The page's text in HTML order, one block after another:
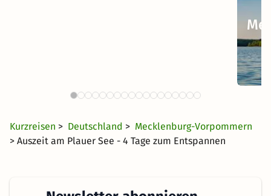
Kurzreisen > Deutschland > Mecklenburg-Vorpommern
> Auszeit am Plauer See - 4 Tage zum Entspannen